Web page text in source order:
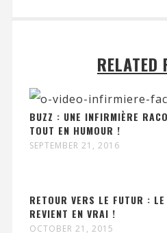
RELATED
BUZZ : UNE INFIRMIÈRE
TOUT EN HUMOUR !
SEPTEMBER 21, 2016
RETOUR VERS LE FUTUR :
REVIENT EN VRAI !
OCTOBER 21, 2015